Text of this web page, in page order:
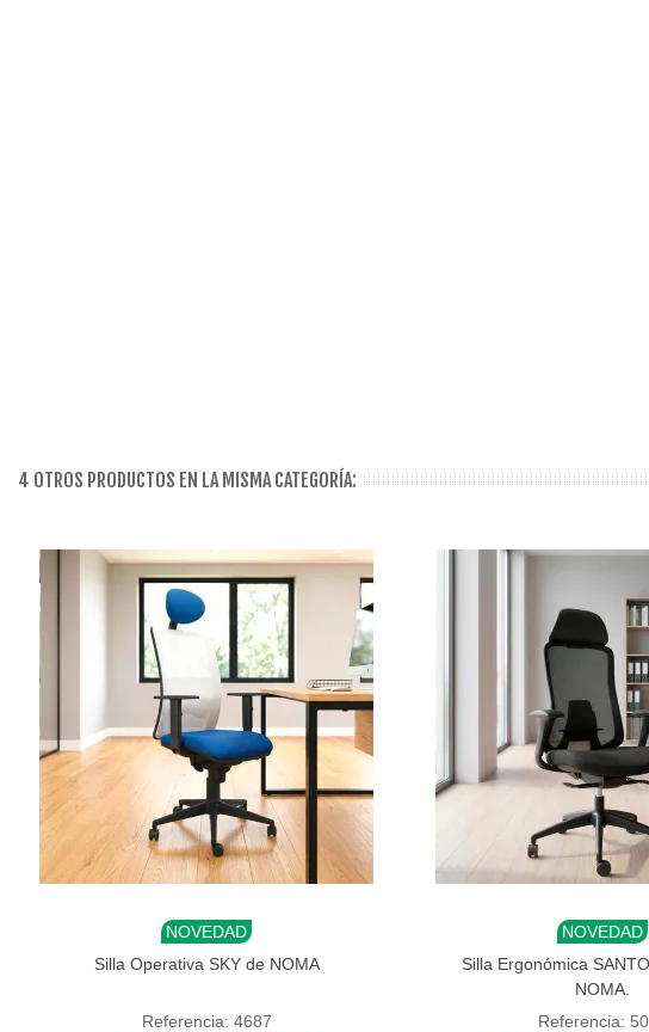
4 OTROS PRODUCTOS EN LA MISMA CATEGORÍA:
Añadir al carrito
NOVEDAD
Silla Operativa SKY de NOMA
Referencia: 4687
Añadir al carrito
NOVEDAD
Silla Ergonómica
NOMA.
Referencia: